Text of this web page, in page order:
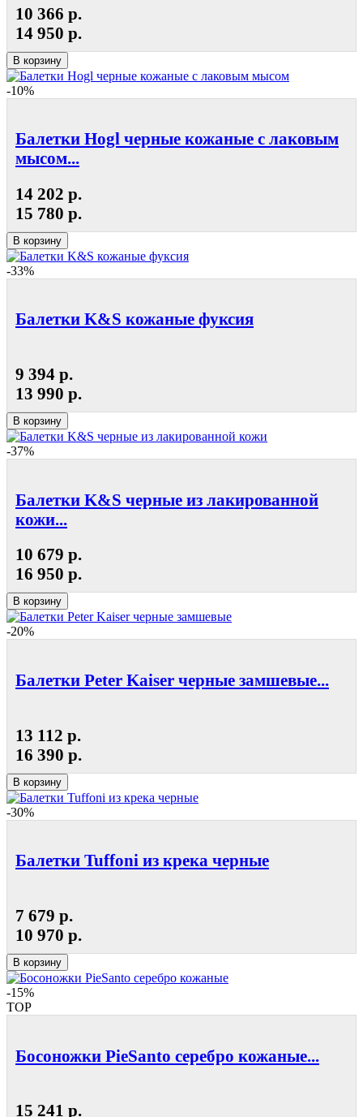
10 366 р.
14 950 р.
В корзину
-10%
Балетки Hogl черные кожаные с лаковым
мысом...
14 202 р.
15 780 р.
В корзину
-33%
Балетки K&S кожаные фуксия
9 394 р.
13 990 р.
В корзину
-37%
Балетки K&S черные из лакированной
кожи...
10 679 р.
16 950 р.
В корзину
-20%
Балетки Peter Kaiser черные замшевые...
13 112 р.
16 390 р.
В корзину
-30%
Балетки Tuffoni из крека черные
7 679 р.
10 970 р.
В корзину
-15%
TOP
Босоножки PieSanto серебро кожаные...
15 241 р.